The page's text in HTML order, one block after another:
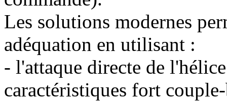
Les solutions modernes
adéquation en utilisant :
- l'attaque directe de
caractéristiques fort